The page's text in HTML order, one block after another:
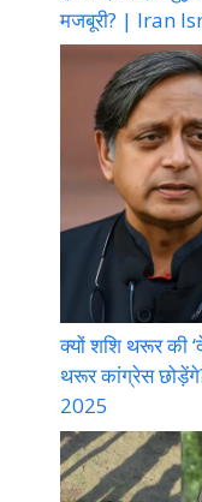
मजबूरी? | Iran
क्यों शशि थरूर की
थरूर कांग्रेस
2025